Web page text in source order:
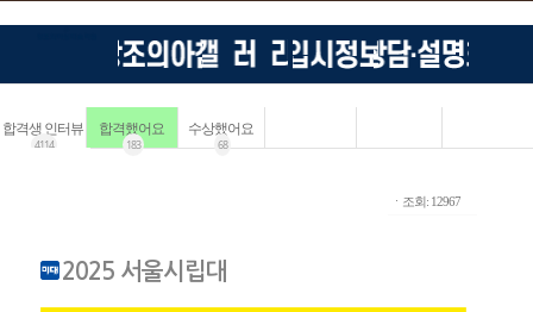
합격생 인터뷰
4114
합격했어요
183
수상했어요
68
ㆍ조회: 12967
2025 서울시립대